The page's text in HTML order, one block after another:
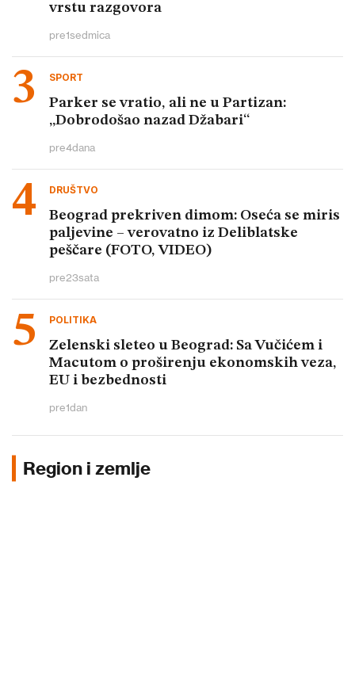
vrstu razgovora
pre1sedmica
SPORT
Parker se vratio, ali ne u Partizan:
„Dobrodošao nazad Džabari“
pre4dana
DRUŠTVO
Beograd prekriven dimom: Oseća se miris
paljevine – verovatno iz Deliblatske
peščare (FOTO, VIDEO)
pre23sata
POLITIKA
Zelenski sleteo u Beograd: Sa Vučićem i
Macutom o proširenju ekonomskih veza,
EU i bezbednosti
pre1dan
Region i zemlje